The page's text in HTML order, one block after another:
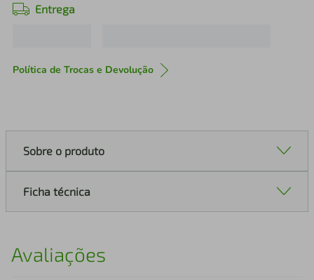
Entrega
Política de Trocas e Devolução
Sobre o produto
Ficha técnica
Avaliações